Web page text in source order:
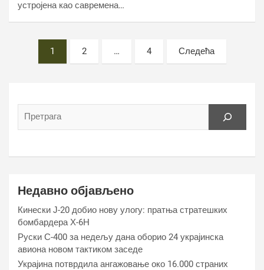
устројена као савремена…
пагинатион
1 2 … 4 Следећа
Недавно објављено
Кинески Ј-20 добио нову улогу: пратња стратешких
бомбардера Х-6Н
Руски С-400 за недељу дана оборио 24 украјинска
авиона новом тактиком заседе
Украјина потврдила ангажовање око 16.000 страних